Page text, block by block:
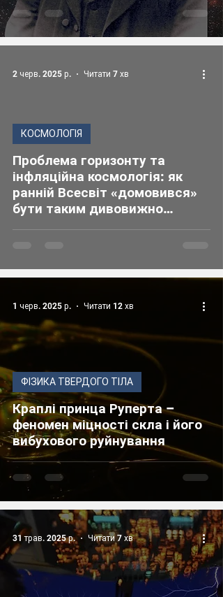
Проблема горизонту та
інфляційна космологія: як
ранній Всесвіт «домовився»
бути таким дивовижно
КОСМОЛОГІЯ
2 черв. 2025 р. Читати 7 хв
Краплі принца Руперта –
феномен міцності скла і його
вибухового руйнування
ФІЗИКА ТВЕРДОГО ТІЛА
1 черв. 2025 р. Читати 12 хв
31 трав. 2025 р. Читати 7 хв